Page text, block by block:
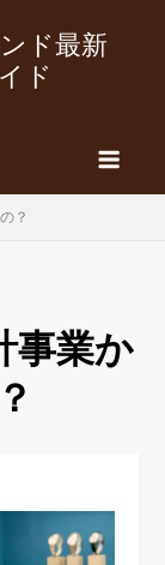
ド最新
ド
？
事業か